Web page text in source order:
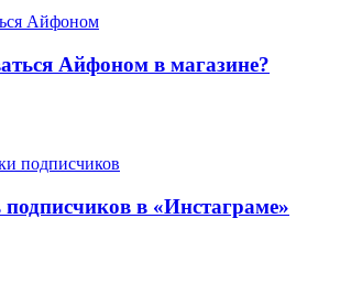
Айфоном в магазине?
в «Инстаграме»